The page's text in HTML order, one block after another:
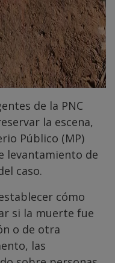
de la PNC
la escena,
Público (MP)
levantamiento de
caso.
cómo
si la muerte fue
o de otra
las